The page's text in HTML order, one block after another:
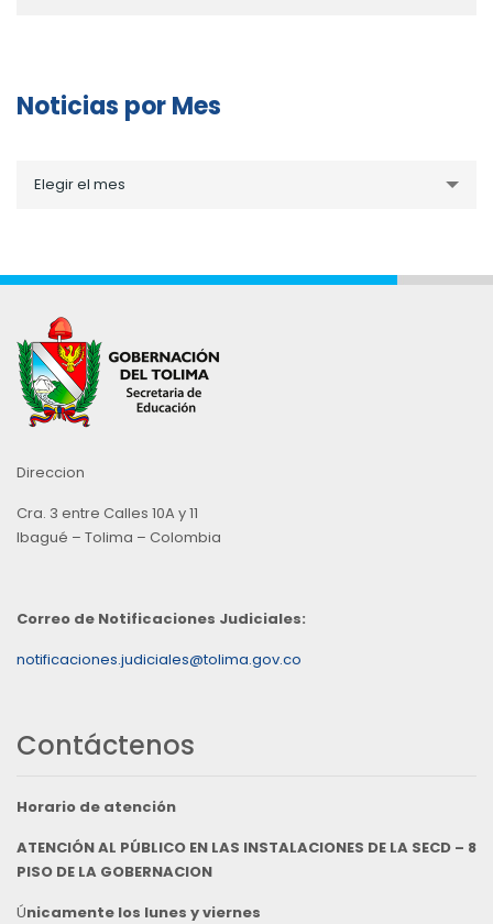
Noticias por Mes
porElegir el mes
Direccion
Cra. 3 entre Calles 10A y 11
Ibagué – Tolima – Colombia
Correo de Notificaciones Judiciales:
notificaciones.judiciales@tolima.gov.co
Contáctenos
Horario de atención
ATENCIÓN AL PÚBLICO EN LAS INSTALACIONES DE LA SECD – 8
PISO DE LA GOBERNACION
Únicamente los lunes y viernes